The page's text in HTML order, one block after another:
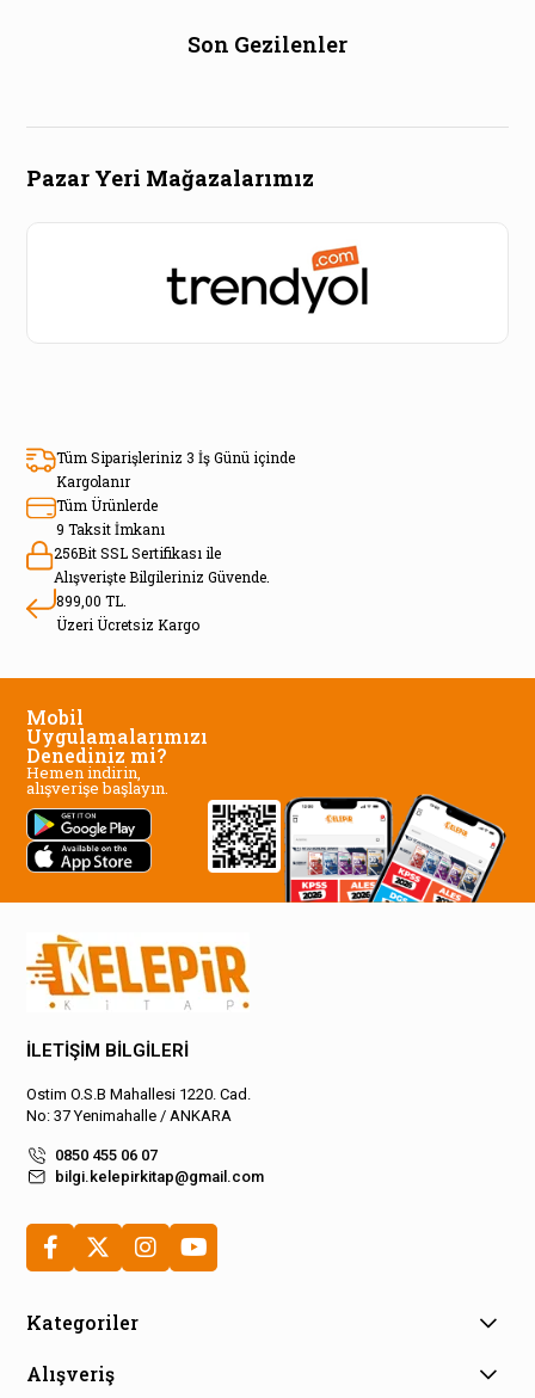
Son Gezilenler
Pazar Yeri Mağazalarımız
Tüm Siparişleriniz 3 İş Günü içinde
Kargolanır
Tüm Ürünlerde
9 Taksit İmkanı
256Bit SSL Sertifikası ile
Alışverişte Bilgileriniz Güvende.
899,00 TL.
Üzeri Ücretsiz Kargo
Mobil
Uygulamalarımızı
Denediniz mi?
Hemen indirin,
alışverişe başlayın.
İLETİŞİM BİLGİLERİ
Ostim O.S.B Mahallesi 1220. Cad.
No: 37 Yenimahalle / ANKARA
0850 455 06 07
bilgi.kelepirkitap@gmail.com
Kategoriler
Alışveriş